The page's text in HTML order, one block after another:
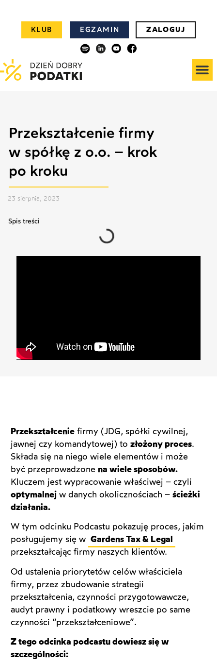
KLUB EGZAMIN ZALOGUJ
Przekształcenie firmy
w spółkę z o.o. – krok
po kroku
23 sierpnia, 2023
Spis treści
Przekształcenie firmy (JDG, spółki cywilnej,
jawnej czy komandytowej) tozłożony proces.
Składa się na niego wiele elementów i może
być przeprowadzonena wiele sposobów.
Kluczem jest wypracowanie właściwej – czyli
optymalnej w danych okolicznościach –ścieżki
działania.
W tym odcinku Podcastu pokazuję proces, jakim
posługujemy się w Gardens Tax & Legal
przekształcając firmy naszych klientów.
Od ustalenia priorytetów celów właściciela
firmy, przez zbudowanie strategii
przekształcenia, czynności przygotowawcze,
audyt prawny i podatkowy wreszcie po same
czynności “przekształceniowe”.
Z tego odcinka podcastu dowiesz się w
szczególności: